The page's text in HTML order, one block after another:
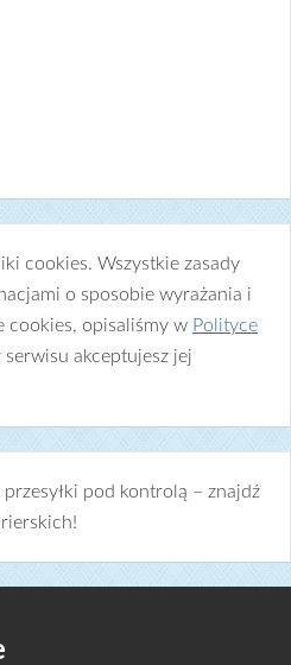
cookies. Wszystkie zasady
o sposobie wyrażania i
cookies, opisaliśmy w Polityce
serwisu akceptujesz jej
przesyłki pod kontrolą – znajdź